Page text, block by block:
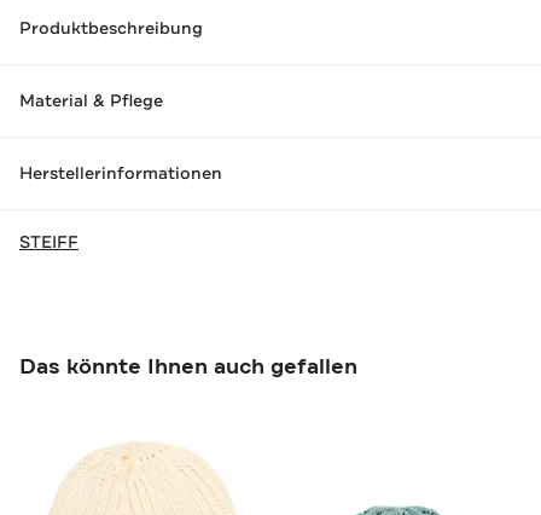
Produktbeschreibung
Material & Pflege
Herstellerinformationen
STEIFF
Das könnte Ihnen auch gefallen